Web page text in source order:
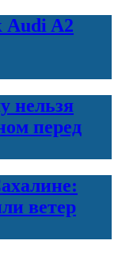
Audi A2
нельзя
перед
ветер